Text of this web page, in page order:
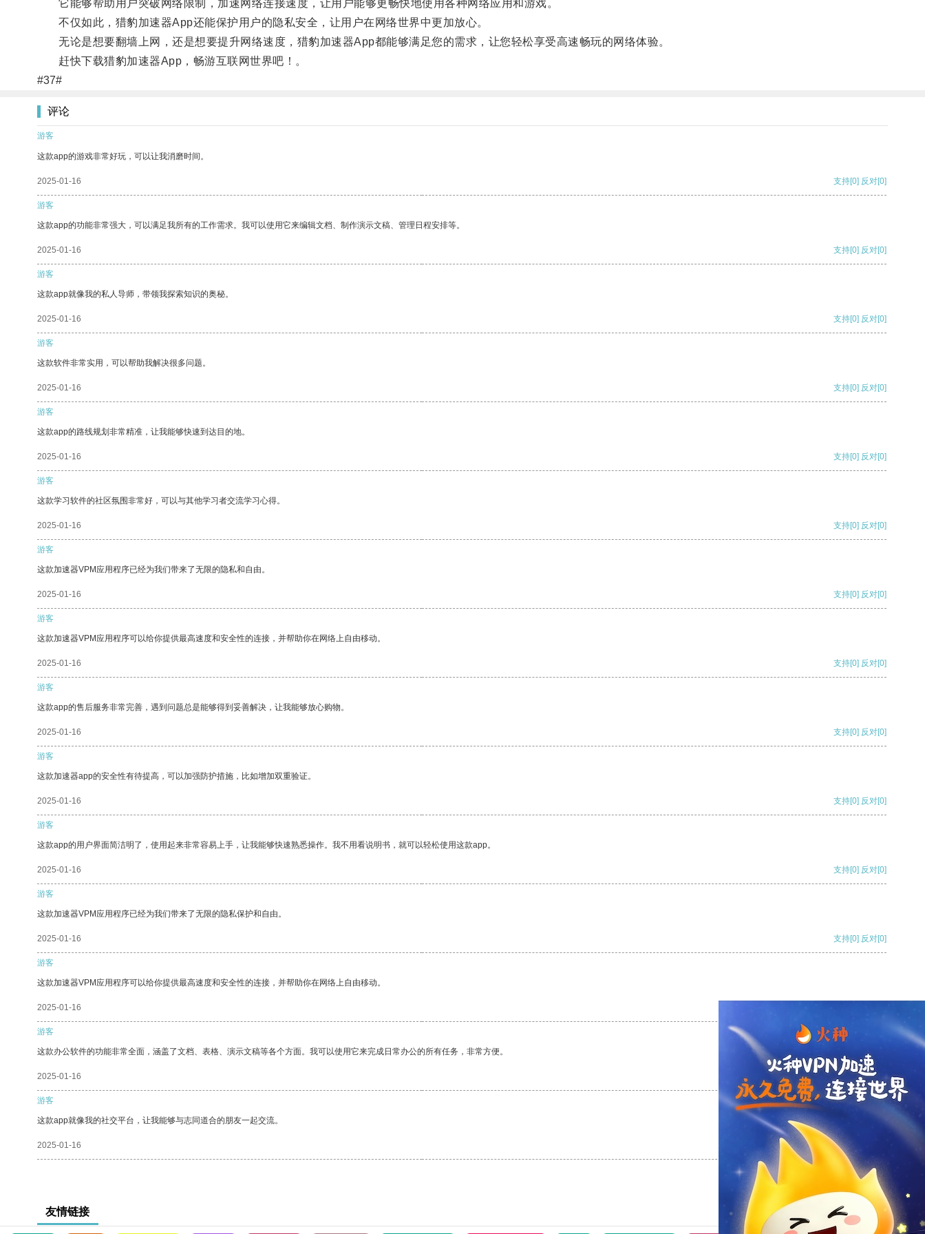
它能够帮助用户突破网络限制，加速网络连接速度，让用户能够更畅快地使用各种网络应用和游戏。
不仅如此，猎豹加速器App还能保护用户的隐私安全，让用户在网络世界中更加放心。
无论是想要翻墙上网，还是想要提升网络速度，猎豹加速器App都能够满足您的需求，让您轻松享受高速畅玩的网络体验。
赶快下载猎豹加速器App，畅游互联网世界吧！。
#37#
评论
游客
这款app的游戏非常好玩，可以让我消磨时间。
2025-01-16 支持[0] 反对[0]
游客
这款app的功能非常强大，可以满足我所有的工作需求。我可以使用它来编辑文档、制作演示文稿、管理日程安排等。
2025-01-16 支持[0] 反对[0]
游客
这款app就像我的私人导师，带领我探索知识的奥秘。
2025-01-16 支持[0] 反对[0]
游客
这款软件非常实用，可以帮助我解决很多问题。
2025-01-16 支持[0] 反对[0]
游客
这款app的路线规划非常精准，让我能够快速到达目的地。
2025-01-16 支持[0] 反对[0]
游客
这款学习软件的社区氛围非常好，可以与其他学习者交流学习心得。
2025-01-16 支持[0] 反对[0]
游客
这款加速器VPM应用程序已经为我们带来了无限的隐私和自由。
2025-01-16 支持[0] 反对[0]
游客
这款加速器VPM应用程序可以给你提供最高速度和安全性的连接，并帮助你在网络上自由移动。
2025-01-16 支持[0] 反对[0]
游客
这款app的售后服务非常完善，遇到问题总是能够得到妥善解决，让我能够放心购物。
2025-01-16 支持[0] 反对[0]
游客
这款加速器app的安全性有待提高，可以加强防护措施，比如增加双重验证。
2025-01-16 支持[0] 反对[0]
游客
这款app的用户界面简洁明了，使用起来非常容易上手，让我能够快速熟悉操作。我不用看说明书，就可以轻松使用这款app。
2025-01-16 支持[0] 反对[0]
游客
这款加速器VPM应用程序已经为我们带来了无限的隐私保护和自由。
2025-01-16 支持[0] 反对[0]
游客
这款加速器VPM应用程序可以给你提供最高速度和安全性的连接，并帮助你在网络上自由移动。
2025-01-16
游客
这款办公软件的功能非常全面，涵盖了文档、表格、演示文稿等各个方面。我可以使用它来完成日常办公的所有任务，非常方便。
2025-01-16 支持 [0] 反对 [0]
游客
这款app就像我的社交平台，让我能够与志同道合的朋友一起交流。
2025-01-16 支持
友情链接